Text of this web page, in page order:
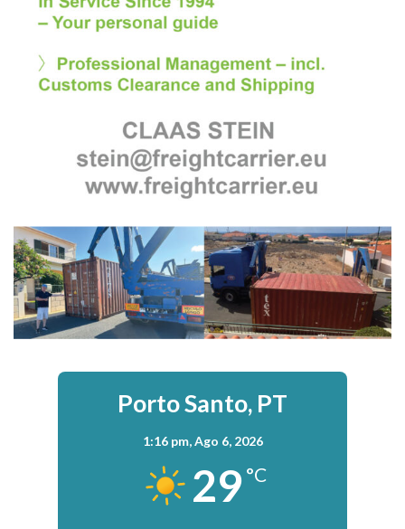
Porto Santo, PT
1:16 pm,Ago 6, 2026
29 °C